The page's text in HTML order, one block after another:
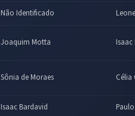
Não Identificado
Joaquim Motta Isaac
Sônia de Moraes Célia
Isaac Bardavid